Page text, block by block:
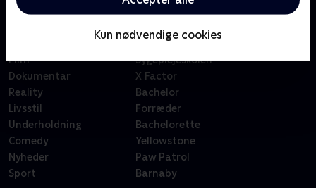
Kun nødvendige cookies
Kategorier
Film
Dokumentar
Reality
Livsstil
Underholdning
Comedy
Nyheder
Sport
Badehotellet
Sygeplejeskolen
X Factor
Bachelor
Forræder
Bachelorette
Yellowstone
Paw Patrol
Barnaby